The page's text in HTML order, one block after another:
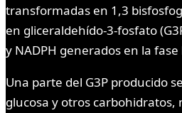
transformadas en 1,3
en gliceraldehído-3-fosfato
y NADPH generados en la
Una parte del G3P producido
glucosa y otros